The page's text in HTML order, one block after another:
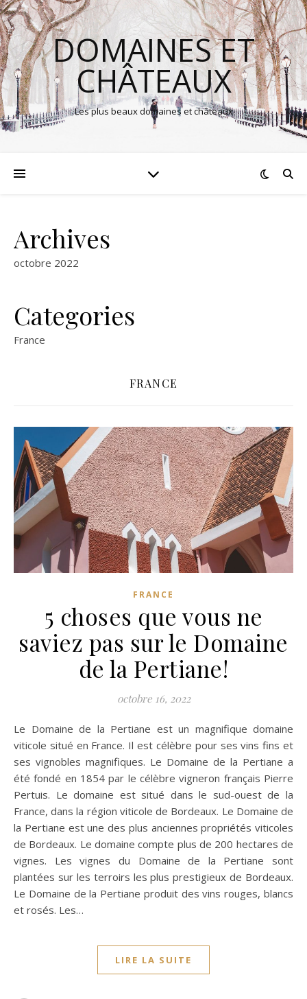
DOMAINES ET
CHÂTEAUX
Les plus beaux domaines et châteaux
Archives
octobre 2022
Categories
France
FRANCE
FRANCE
5 choses que vous ne
saviez pas sur le Domaine
de la Pertiane!
octobre 16, 2022
Le Domaine de la Pertiane est un magnifique domaine
viticole situé en France. Il est célèbre pour ses vins fins et
ses vignobles magnifiques. Le Domaine de la Pertiane a
été fondé en 1854 par le célèbre vigneron français Pierre
Pertuis. Le domaine est situé dans le sud-ouest de la
France, dans la région viticole de Bordeaux. Le Domaine de
la Pertiane est une des plus anciennes propriétés viticoles
de Bordeaux. Le domaine compte plus de 200 hectares de
vignes. Les vignes du Domaine de la Pertiane sont
plantées sur les terroirs les plus prestigieux de Bordeaux.
Le Domaine de la Pertiane produit des vins rouges, blancs
et rosés. Les…
LIRE LA SUITE